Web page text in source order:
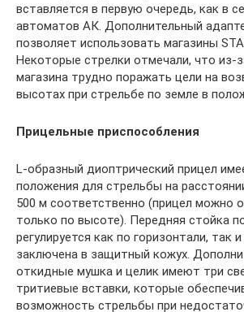
вставляется в первую очередь, как в
автоматов АК. Дополнительный
позволяет использовать магазины
Некоторые стрелки отмечали, что из-
магазина трудно поражать цели на
высотах при стрельбе по земле в
Прицельные приспособления
L-образный диоптрический прицел
положения для стрельбы на
500 м соответственно (прицел можно
только по высоте). Передняя стойка
регулируется как по горизонтали, так
заключена в защитный кожух.
откидные мушка и целик имеют три
тритиевые вставки, которые
возможность стрельбы при